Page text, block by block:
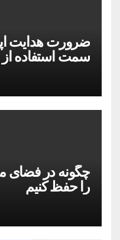
ضرورت هدایت
سمت استفاده
چگونه در فضای
را حفظ کنیم